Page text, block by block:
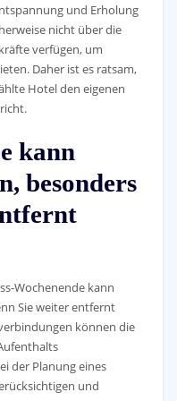
und Erholung
nicht über die
verfügen, um
Daher ist es ratsam,
Hotel den eigenen
kann
besonders
Wochenende kann
Sie weiter entfernt
können die
der Planung eines
und